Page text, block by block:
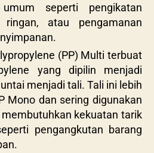
seperti pengikatan
ringan, atau pengamanan
(PP) Multi terbuat
yang dipilin menjadi
menjadi tali. Tali ini lebih
Mono dan sering digunakan
kekuatan tarik
pengangkutan barang